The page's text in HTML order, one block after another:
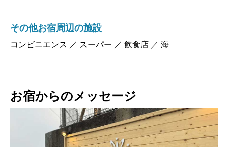
その他お宿周辺の施設
コンビニエンス ／ スーパー ／ 飲食店 ／ 海
お宿からのメッセージ